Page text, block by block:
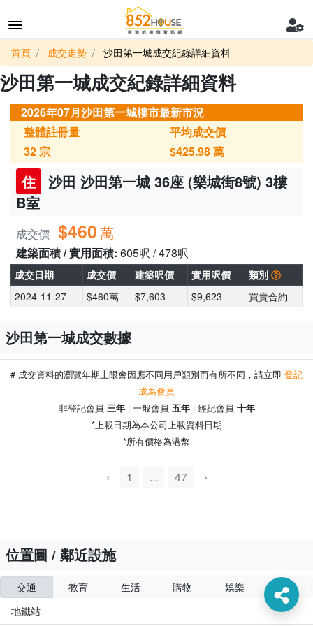
首頁 成交走勢 沙田第一城成交紀錄詳細資料
沙田第一城成交紀錄詳細資料
2026年07月沙田第一城樓市最新市況
整體註冊量
32宗
平均成交價
$425.98萬
住
沙田 沙田第一城 36座 (樂城街8號) 3樓
B室
成交價 $460萬
建築面積 / 實用面積: 605呎 / 478呎
成交日期 成交價 建築呎價 實用呎價
類別
2024-11-27
$460萬 $7,603 $9,623 買賣合約
沙田第一城成交數據
# 成交資料的瀏覽年期上限會因應不同用戶類別而有所不同，請立即 登記
成為會員
非登記會員 三年| 一般會員 五年| 經紀會員 十年
*上載日期為本公司上載資料日期
*所有價格為港幣
‹ 1 ... 47 ›
位置圖 / 鄰近設施
交通 教育 生活 購物 娛樂 醫療
沙田第一城
500m
地鐵站